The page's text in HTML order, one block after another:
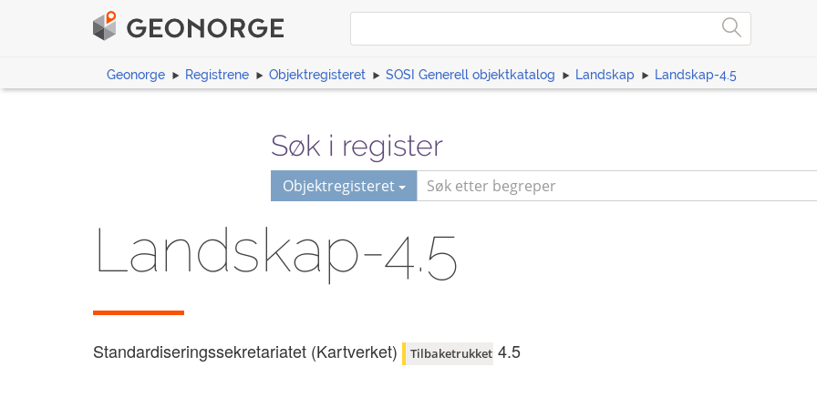
Geonorge Registrene Objektregisteret SOSI Generell objektkatalog Landskap Landskap-4.5
Søk i register
Objektregisteret
Landskap-4.5
Standardiseringssekretariatet (Kartverket) Tilbaketrukket 4.5